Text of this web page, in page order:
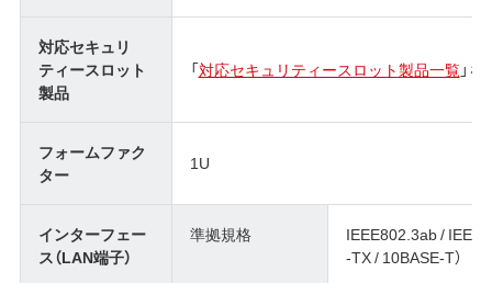
対応セキュリ
ティースロット
製品
「対応セキュリティースロット製品一覧」
フォームファク
ター
1U
インターフェー
ス（LAN端子）
準拠規格
IEEE802.3ab /
-TX / 10BASE-T）